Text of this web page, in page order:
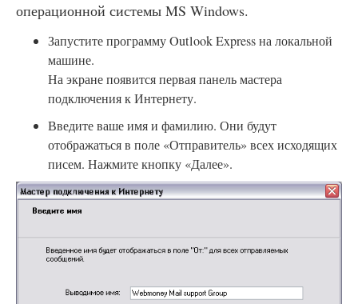
операционной системы MS Windows.
Запустите программу Outlook Express на локальной
машине.
На экране появится первая панель мастера
подключения к Интернету.
Введите ваше имя и фамилию. Они будут
отображаться в поле «Отправитель» всех исходящих
писем. Нажмите кнопку «Далее».